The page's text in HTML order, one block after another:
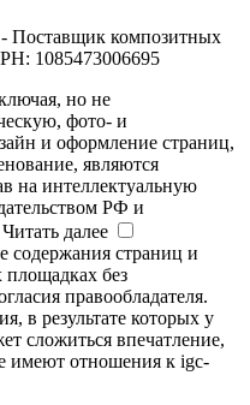
композитных
1085473006695
но не
фото- и
и оформление страниц,
являются
на интеллектуальную
РФ и
Читать далее
содержания страниц и
площадках без
правообладателя.
в результате которых у
сложиться впечатление,
имеют отношения к igc-